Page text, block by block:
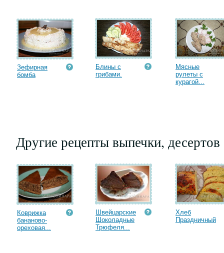
Зефирная
бомба
Блины с
грибами.
Мясные
рулеты с
курагой...
Другие рецепты выпечки, десертов
Коврижка
бананово-
ореховая...
Швейцарские
Шоколадные
Трюфеля...
Хлеб
Праздничный